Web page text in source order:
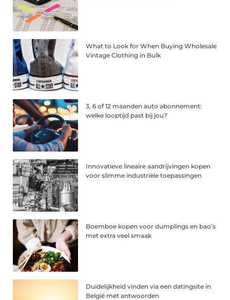
What to Look for When Buying Wholesale
Vintage Clothing in Bulk
3, 6 of 12 maanden auto abonnement:
welke looptijd past bij jou?
Innovatieve lineaire aandrijvingen kopen
voor slimme industriële toepassingen
Boemboe kopen voor dumplings en bao’s
met extra veel smaak
Duidelijkheid vinden via een datingsite in
België met antwoorden